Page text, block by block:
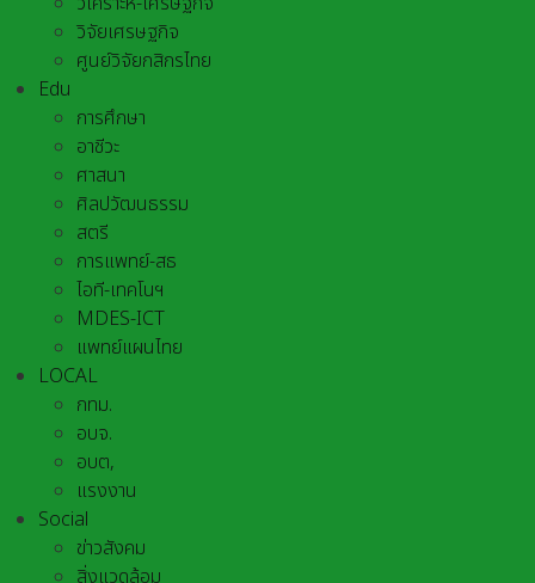
วิจัยเศรษฐกิจ
ศูนย์วิจัยกสิกรไทย
Edu
การศึกษา
อาชีวะ
ศาสนา
ศิลปวัฒนธรรม
สตรี
การแพทย์-สธ
ไอที-เทคโนฯ
MDES-ICT
แพทย์แผนไทย
LOCAL
กทม.
อบจ.
อบต,
แรงงาน
Social
ข่าวสังคม
สิ่งแวดล้อม